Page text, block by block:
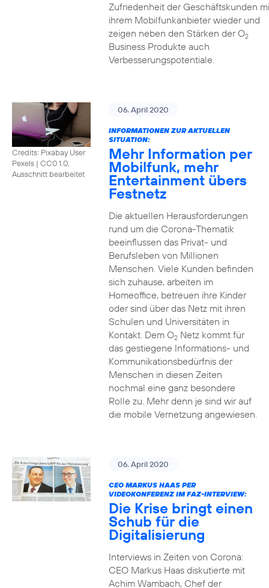
Zufriedenheit der Geschäftskunden
ihrem Mobilfunkanbieter wieder und
zeigen neben den Stärken der O2
Business Produkte auch
Verbesserungspotentiale.
Credits: Pixabay User
Pexels | CC0 1.0,
Ausschnitt bearbeitet
06. April 2020
INFORMATIONEN ZUR AKTUELLEN
SITUATION:
Mehr Information per
Mobilfunk, mehr
Entertainment übers
Festnetz
Die aktuellen Herausforderungen
rund um die Corona-Thematik
beeinflussen das Privat- und
Berufsleben von Millionen
Menschen. Viele Kunden befinden
sich zuhause, arbeiten im
Homeoffice, betreuen ihre Kinder
oder sind über das Netz mit ihren
Schulen und Universitäten in
Kontakt. Dem O2Netz kommt für
das gestiegene Informations- und
Kommuni­ka­tions­bedürfnis­ der
Menschen in diesen Zeiten
nochmal eine ganz besondere
Rolle zu. Mehr denn je sind wir auf
die mobile Vernetzung angewiesen.
06. April 2020
CEO MARKUS HAAS PER
VIDEOKONFERENZ IM FAZ-INTERVIEW:
Die Krise bringt einen
Schub für die
Digitalisierung
Interviews in Zeiten von Corona:
CEO Markus Haas diskutierte mit
Achim Wambach, Chef der